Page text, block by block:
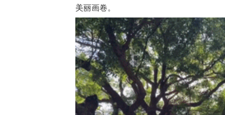
美丽画卷。